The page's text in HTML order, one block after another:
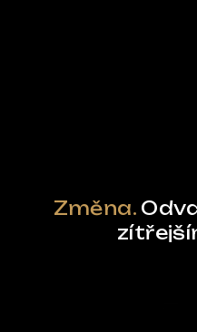
Změna.